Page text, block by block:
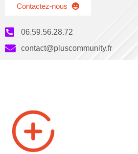
Contactez-nous
06.59.56.28.72
contact@pluscommunity.fr